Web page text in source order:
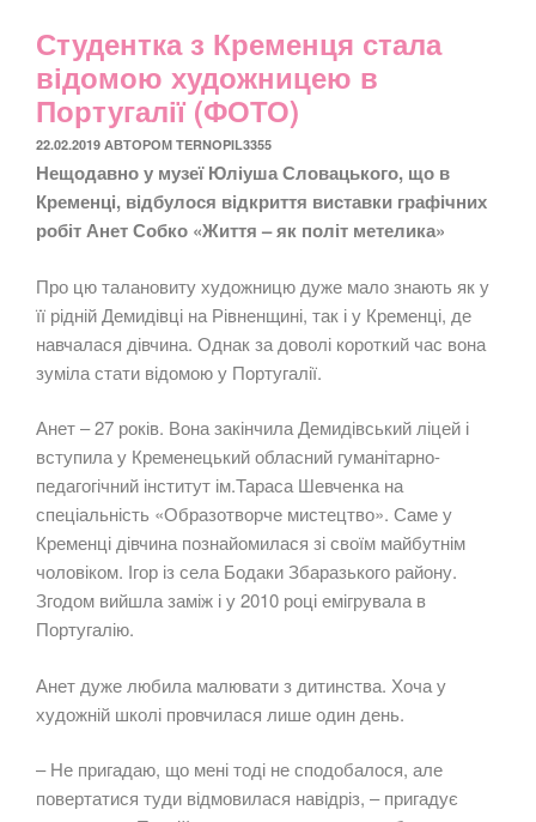
Студентка з Кременця стала
відомою художницею в
Португалії (ФОТО)
ОПУБЛІКОВАНО
22.02.2019 АВТОРОМ TERNOPIL3355
Нещодавно у музеї Юліуша Словацького, що в
Кременці, відбулося відкриття виставки графічних
робіт Анет Собко «Життя – як політ метелика»
Про цю талановиту художницю дуже мало знають як у
її рідній Демидівці на Рівненщині, так і у Кременці, де
навчалася дівчина. Однак за доволі короткий час вона
зуміла стати відомою у Португалії.
Анет – 27 років. Вона закінчила Демидівський ліцей і
вступила у Кременецький обласний гуманітарно-
педагогічний інститут ім.Тараса Шевченка на
спеціальність «Образотворче мистецтво». Саме у
Кременці дівчина познайомилася зі своїм майбутнім
чоловіком. Ігор із села Бодаки Збаразького району.
Згодом вийшла заміж і у 2010 році емігрувала в
Португалію.
Анет дуже любила малювати з дитинства. Хоча у
художній школі провчилася лише один день.
– Не пригадаю, що мені тоді не сподобалося, але
повертатися туди відмовилася навідріз, – пригадує